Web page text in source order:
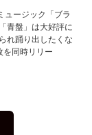
ュージック「ブラ
青盤」は大好評に
れ踊り出したくな
を同時リリー